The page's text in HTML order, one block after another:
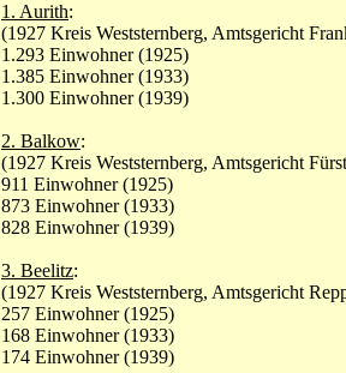
1. Aurith:
(1927 Kreis Weststernberg, Amtsgericht
1.293 Einwohner (1925)
1.385 Einwohner (1933)
1.300 Einwohner (1939)
2. Balkow:
(1927 Kreis Weststernberg, Amtsgericht
911 Einwohner (1925)
873 Einwohner (1933)
828 Einwohner (1939)
3. Beelitz:
(1927 Kreis Weststernberg, Amtsgericht
257 Einwohner (1925)
168 Einwohner (1933)
174 Einwohner (1939)